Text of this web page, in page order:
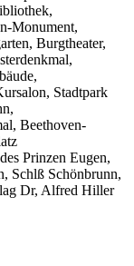
Monument,
Burgtheater,
Stadtpark
Beethoven-
Prinzen Eugen,
Schlß Schönbrunn,
Dr, Alfred Hiller